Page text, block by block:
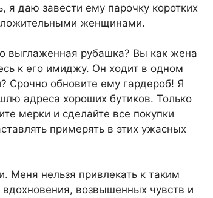
я даю завести ему парочку коротких
женщинами.
выглаженная рубашка? Вы как жена
к его имиджу. Он ходит в одном
Срочно обновите ему гардероб! Я
адреса хороших бутиков. Только
мерки и сделайте все покупки
примерять в этих ужасных
Меня нельзя привлекать к таким
возвышенных чувств и